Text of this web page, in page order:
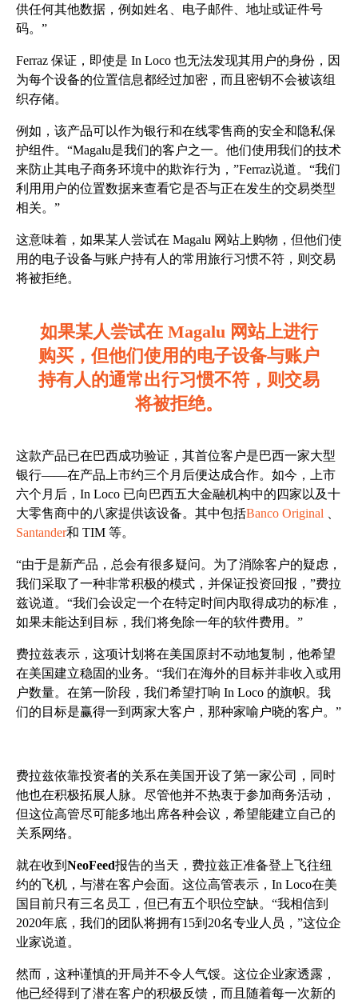
供任何其他数据，例如姓名、电子邮件、地址或证件号
码。”
Ferraz 保证，即使是 In Loco 也无法发现其用户的身份，因
为每个设备的位置信息都经过加密，而且密钥不会被该组
织存储。
例如，该产品可以作为银行和在线零售商的安全和隐私保
护组件。“Magalu是我们的客户之一。他们使用我们的技术
来防止其电子商务环境中的欺诈行为，”Ferraz说道。“我们
利用用户的位置数据来查看它是否与正在发生的交易类型
相关。”
这意味着，如果某人尝试在 Magalu 网站上购物，但他们使
用的电子设备与账户持有人的常用旅行习惯不符，则交易
将被拒绝。
如果某人尝试在 Magalu 网站上进行
购买，但他们使用的电子设备与账户
持有人的通常出行习惯不符，则交易
将被拒绝。
这款产品已在巴西成功验证，其首位客户是巴西一家大型
银行——在产品上市约三个月后便达成合作。如今，上市
六个月后，In Loco 已向巴西五大金融机构中的四家以及十
大零售商中的八家提供该设备。其中包括Banco Original
Santander和 TIM 等。
“由于是新产品，总会有很多疑问。为了消除客户的疑虑，
我们采取了一种非常积极的模式，并保证投资回报，”费拉
兹说道。“我们会设定一个在特定时间内取得成功的标准，
如果未能达到目标，我们将免除一年的软件费用。”
费拉兹表示，这项计划将在美国原封不动地复制，他希望
在美国建立稳固的业务。“我们在海外的目标并非收入或用
户数量。在第一阶段，我们希望打响 In Loco 的旗帜。我
们的目标是赢得一到两家大客户，那种家喻户晓的客户。”
费拉兹依靠投资者的关系在美国开设了第一家公司，同时
他也在积极拓展人脉。尽管他并不热衷于参加商务活动，
但这位高管尽可能多地出席各种会议，希望能建立自己的
关系网络。
就在收到 NeoFeed报告的当天，费拉兹正准备登上飞往纽
约的飞机，与潜在客户会面。这位高管表示，In Loco在美
国目前只有三名员工，但已有五个职位空缺。“我相信到
2020年底，我们的团队将拥有15到20名专业人员，”这位企
业家说道。
然而，这种谨慎的开局并不令人气馁。这位企业家透露，
他已经得到了潜在客户的积极反馈，而且随着每一次新的